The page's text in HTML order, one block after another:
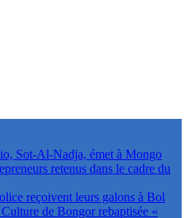
Sot-Al-Nadja, émet à Mongo
retenus dans le cadre du
reçoivent leurs galons à Bol
de Bongor rebaptisée «